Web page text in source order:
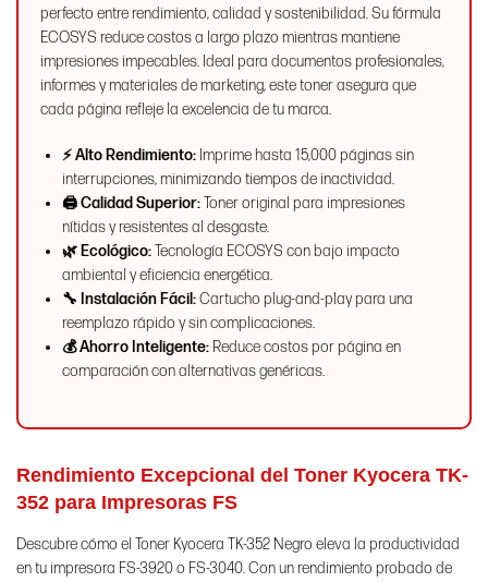
perfecto entre rendimiento, calidad y sostenibilidad. Su fórmula
ECOSYS reduce costos a largo plazo mientras mantiene
impresiones impecables. Ideal para documentos profesionales,
informes y materiales de marketing, este toner asegura que
cada página refleje la excelencia de tu marca.
⚡ Alto Rendimiento: Imprime hasta 15,000 páginas sin
interrupciones, minimizando tiempos de inactividad.
🖨️ Calidad Superior:Toner original para impresiones
nítidas y resistentes al desgaste.
🌿 Ecológico:Tecnología ECOSYS con bajo impacto
ambiental y eficiencia energética.
🔧 Instalación Fácil:Cartucho plug-and-play para una
reemplazo rápido y sin complicaciones.
💰 Ahorro Inteligente: Reduce costos por página en
comparación con alternativas genéricas.
Rendimiento Excepcional del Toner Kyocera TK-
352 para Impresoras FS
Descubre cómo el Toner Kyocera TK-352 Negro eleva la productividad
en tu impresora FS-3920 o FS-3040. Con un rendimiento probado de